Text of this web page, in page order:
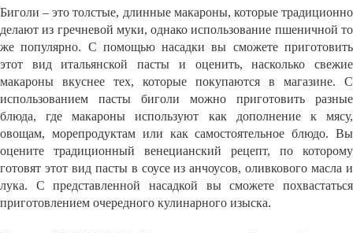
Биголи – это толстые, длинные макароны, которые традиционно
делают из гречневой муки, однако использование пшеничной то
же популярно. С помощью насадки вы сможете приготовить
этот вид итальянской пасты и оценить, насколько свежие
макароны вкуснее тех, которые покупаются в магазине. С
использованием пасты биголи можно приготовить разные
блюда, где макароны используют как дополнение к мясу,
овощам, морепродуктам или как самостоятельное блюдо. Вы
оцените традиционный венецианский рецепт, по которому
готовят этот вид пасты в соусе из анчоусов, оливкового масла и
лука. С представленной насадкой вы сможете похвастаться
приготовлением очередного кулинарного изыска.